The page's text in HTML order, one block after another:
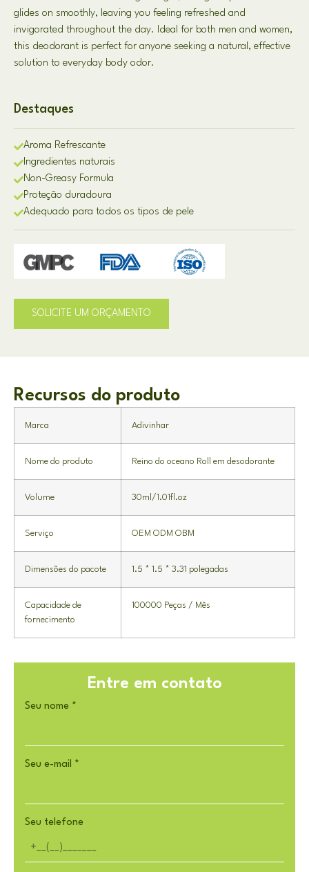
glides on smoothly, leaving you feeling refreshed and
invigorated throughout the day. Ideal for both men and women,
this deodorant is perfect for anyone seeking a natural, effective
solution to everyday body odor.
Destaques
Aroma Refrescante
Ingredientes naturais
Non-Greasy Formula
Proteção duradoura
Adequado para todos os tipos de pele
SOLICITE UM ORÇAMENTO
Recursos do produto
Marca Adivinhar
Nome do produto Reino do oceano Roll em desodorante
Volume 30ml/1.01fl.oz
Serviço OEM ODM OBM
Dimensões do pacote 1.5 * 1.5 * 3.31 polegadas
Capacidade de
fornecimento
100000 Peças / Mês
Entre em contato
Seu nome *
Seu e-mail *
Seu telefone